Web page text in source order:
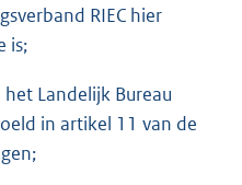
RIEC hier
is;
Landelijk Bureau
in artikel 11 van de